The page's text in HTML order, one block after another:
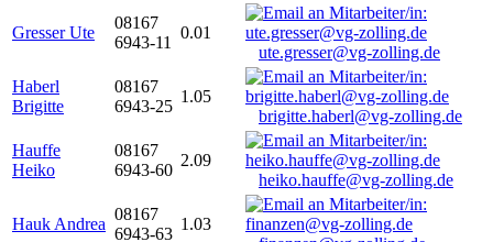
Gresser Ute
08167
6943-11
0.01
ute.gresser@vg-zolling.de
Haberl
Brigitte
08167
6943-25
1.05
brigitte.haberl@vg-zolling.de
Hauffe
Heiko
08167
6943-60
2.09
heiko.hauffe@vg-zolling.de
Hauk Andrea
08167
6943-63
1.03